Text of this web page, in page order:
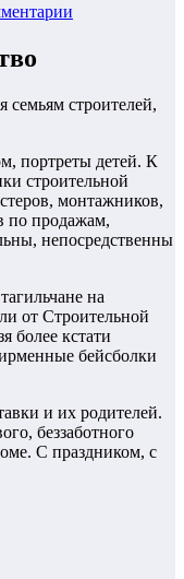
семьям строителей,
портреты детей. К
строительной
монтажников,
по продажам,
непосредственны
на
от Строительной
более кстати
бейсболки
и их родителей.
беззаботного
С праздником, с